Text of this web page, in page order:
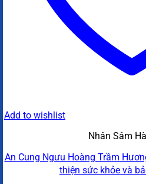
Add to wishlist
Nhân Sâm
An Cung Ngưu Hoàng Trầm
thiện sức khỏe và